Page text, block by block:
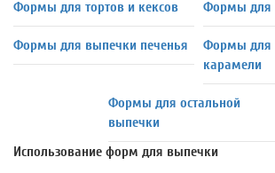
Формы для тортов и кексов Формы для
Формы для выпечки печенья
Формы для
карамели
Формы для остальной
выпечки
Использование форм для выпечки